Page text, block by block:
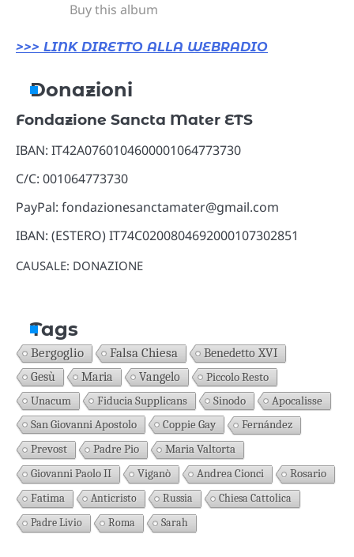
Buy this album
>>> LINK DIRETTO ALLA WEBRADIO
Donazioni
Fondazione Sancta Mater ETS
IBAN: IT42A0760104600001064773730
C/C: 001064773730
PayPal: fondazionesanctamater@gmail.com
IBAN: (ESTERO) IT74C0200804692000107302851
CAUSALE: DONAZIONE
Tags
Bergoglio Falsa Chiesa Benedetto XVI
Gesù Maria Vangelo
Piccolo Resto
Unacum
Fiducia Supplicans Sinodo
Apocalisse
San Giovanni Apostolo
Coppie Gay
Fernández
Prevost
Padre Pio
Maria Valtorta
Giovanni Paolo II
Viganò Andrea Cionci
Rosario
Fatima
Anticristo Russia
Chiesa Cattolica
Padre Livio
Roma Sarah